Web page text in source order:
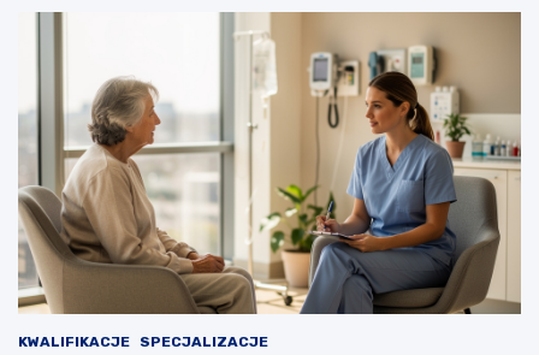
KWALIFIKACJE SPECJALIZACJE